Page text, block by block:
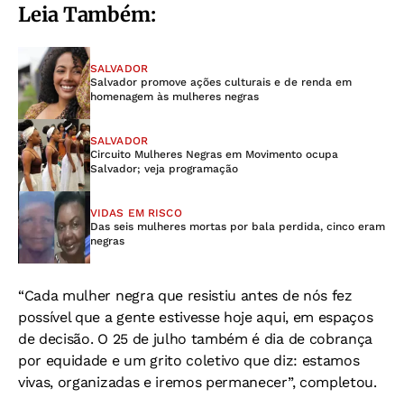
Leia Também:
SALVADOR
Salvador promove ações culturais e de renda em
homenagem às mulheres negras
SALVADOR
Circuito Mulheres Negras em Movimento ocupa
Salvador; veja programação
VIDAS EM RISCO
Das seis mulheres mortas por bala perdida, cinco eram
negras
“Cada mulher negra que resistiu antes de nós fez
possível que a gente estivesse hoje aqui, em espaços
de decisão. O 25 de julho também é dia de cobrança
por equidade e um grito coletivo que diz: estamos
vivas, organizadas e iremos permanecer”, completou.